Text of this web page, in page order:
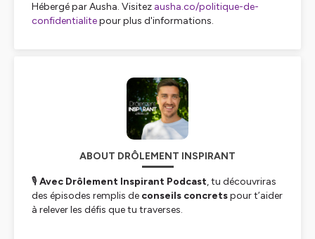
Hébergé par Ausha. Visitez ausha.co/politique-de-
confidentialitepour plus d'informations.
ABOUT DRÔLEMENT INSPIRANT
🎙️Avec Drôlement Inspirant Podcast, tu découvriras
des épisodes remplis de conseils concretspour t’aider
à relever les défis que tu traverses.